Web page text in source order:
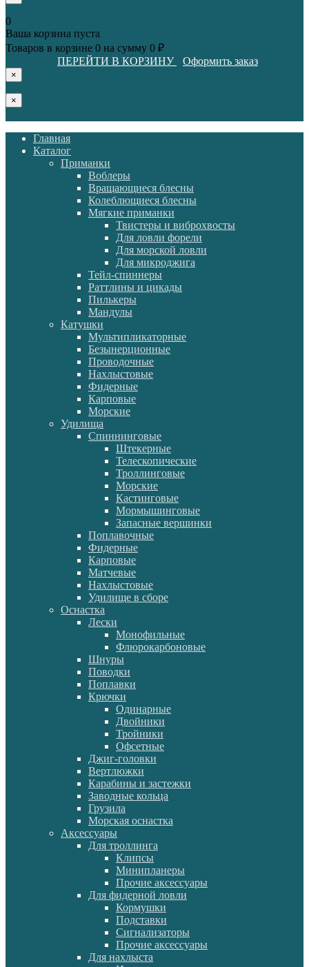
0
Ваша корзина пуста
Товаров в корзине 0 на сумму 0 ₽
ПЕРЕЙТИ В КОРЗИНУ
Оформить заказ
×
×
Главная
Каталог
Приманки
Воблеры
Вращающиеся блесны
Колеблющиеся блесны
Мягкие приманки
Твистеры и виброхвосты
Для ловли форели
Для морской ловли
Для микроджига
Тейл-спиннеры
Раттлины и цикады
Пилькеры
Мандулы
Катушки
Мультипликаторные
Безынерционные
Проводочные
Нахлыстовые
Фидерные
Карповые
Морские
Удилища
Спиннинговые
Штекерные
Телескопические
Троллинговые
Морские
Кастинговые
Мормышинговые
Запасные вершинки
Поплавочные
Фидерные
Карповые
Матчевые
Нахлыстовые
Удилище в сборе
Оснастка
Лески
Монофильные
Флюрокарбоновые
Шнуры
Поводки
Поплавки
Крючки
Одинарные
Двойники
Тройники
Офсетные
Джиг-головки
Вертлюжки
Карабины и застежки
Заводные кольца
Грузила
Морская оснастка
Аксессуары
Для троллинга
Клипсы
Минипланеры
Прочие аксессуары
Для фидерной ловли
Кормушки
Подставки
Сигнализаторы
Прочие аксессуары
Для нахлыста